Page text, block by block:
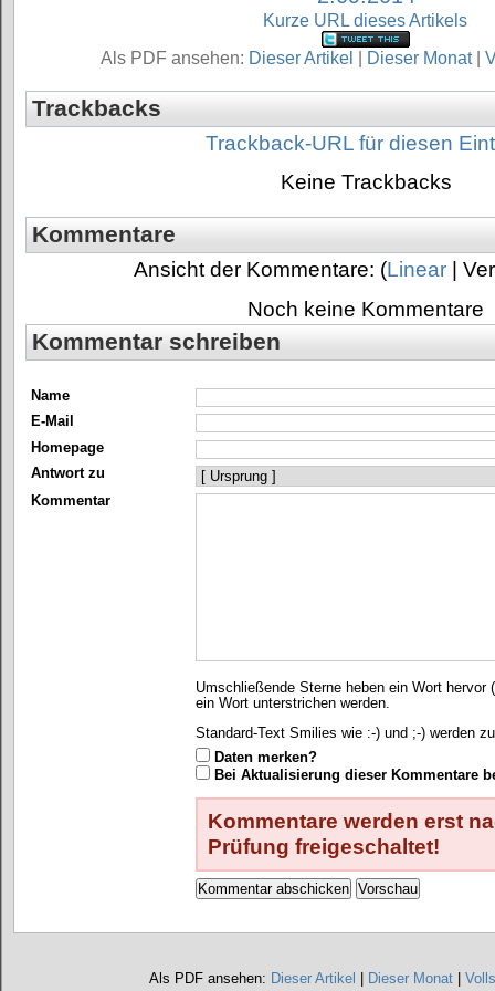
Kurze URL dieses Artikels
Als PDF ansehen: Dieser Artikel | Dieser Monat|
Trackbacks
Trackback-URL für diesen
Keine Trackbacks
Kommentare
Ansicht der Kommentare: (Linear|
Noch keine Kommentare
Kommentar schreiben
Name
E-Mail
Homepage
Antwort zu
Kommentar
Umschließende Sterne heben ein Wort hervor
ein Wort unterstrichen werden.
Standard-Text Smilies wie :-) und ;-) werden
Daten merken?
Bei Aktualisierung dieser Kommentare
Kommentare werden erst
Prüfung freigeschaltet!
Als PDF ansehen: Dieser Artikel Dieser Monat|